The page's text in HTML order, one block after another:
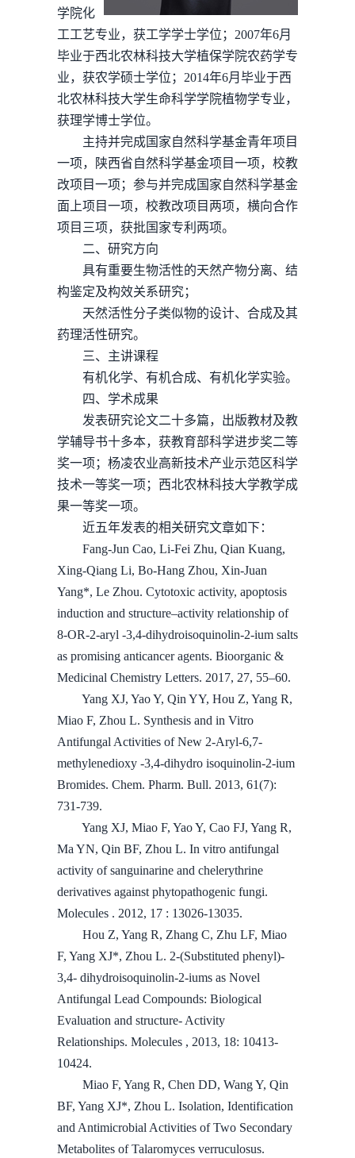
学院化
工工艺专业，获工学学士学位；2007年6月
毕业于西北农林科技大学植保学院农药学专
业，获农学硕士学位；2014年6月毕业于西
北农林科技大学生命科学学院植物学专业，
获理学博士学位。
主持并完成国家自然科学基金青年项目
一项，陕西省自然科学基金项目一项，校教
改项目一项；参与并完成国家自然科学基金
面上项目一项，校教改项目两项，横向合作
项目三项，获批国家专利两项。
二、研究方向
具有重要生物活性的天然产物分离、结
构鉴定及构效关系研究；
天然活性分子类似物的设计、合成及其
药理活性研究。
三、主讲课程
有机化学、有机合成、有机化学实验。
四、学术成果
发表研究论文二十多篇，出版教材及教
学辅导书十多本，获教育部科学进步奖二等
奖一项；杨凌农业高新技术产业示范区科学
技术一等奖一项；西北农林科技大学教学成
果一等奖一项。
近五年发表的相关研究文章如下：
Fang-Jun Cao, Li-Fei Zhu, Qian Kuang,
Xing-Qiang Li, Bo-Hang Zhou, Xin-Juan
Yang*, Le Zhou. Cytotoxic activity, apoptosis
induction and structure–activity relationship of
8-OR-2-aryl -3,4-dihydroisoquinolin-2-ium salts
as promising anticancer agents. Bioorganic &
Medicinal Chemistry Letters. 2017, 27, 55–60.
Yang XJ, Yao Y, Qin YY, Hou Z, Yang R,
Miao F, Zhou L. Synthesis and in Vitro
Antifungal Activities of New 2-Aryl-6,7-
methylenedioxy -3,4-dihydro isoquinolin-2-ium
Bromides. Chem. Pharm. Bull. 2013, 61(7):
731-739.
Yang XJ, Miao F, Yao Y, Cao FJ, Yang R,
Ma YN, Qin BF, Zhou L. In vitro antifungal
activity of sanguinarine and chelerythrine
derivatives against phytopathogenic fungi.
Molecules . 2012, 17 : 13026-13035.
Hou Z, Yang R, Zhang C, Zhu LF, Miao
F, Yang XJ*, Zhou L. 2-(Substituted phenyl)-
3,4- dihydroisoquinolin-2-iums as Novel
Antifungal Lead Compounds: Biological
Evaluation and structure- Activity
Relationships. Molecules , 2013, 18: 10413-
10424.
Miao F, Yang R, Chen DD, Wang Y, Qin
BF, Yang XJ*, Zhou L. Isolation, Identification
and Antimicrobial Activities of Two Secondary
Metabolites of Talaromyces verruculosus.